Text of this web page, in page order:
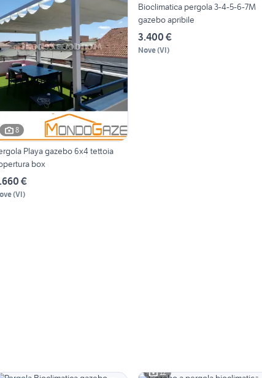
8
Playa gazebo 6x4 tettoia
box
€
(VI)
Bioclimatica pergola 3-4-5-6-7M
gazebo apribile
3.400 €
Nove(VI)
12